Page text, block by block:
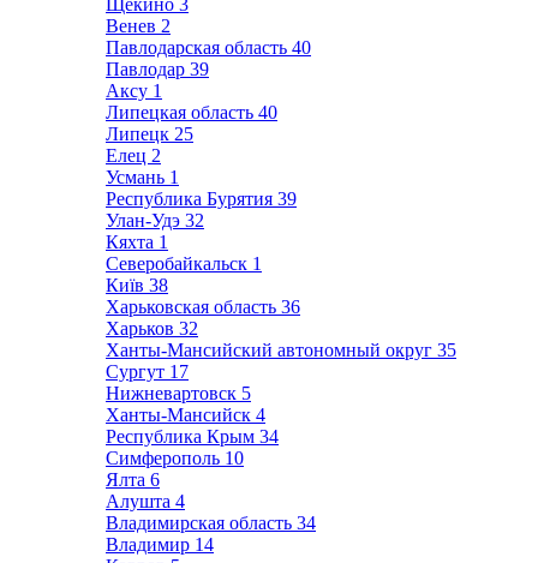
Щёкино 3
Венев 2
Павлодарская область 40
Павлодар 39
Аксу 1
Липецкая область 40
Липецк 25
Елец 2
Усмань 1
Республика Бурятия 39
Улан-Удэ 32
Кяхта 1
Северобайкальск 1
Київ 38
Харьковская область 36
Харьков 32
Ханты-Мансийский автономный округ 35
Сургут 17
Нижневартовск 5
Ханты-Мансийск 4
Республика Крым 34
Симферополь 10
Ялта 6
Алушта 4
Владимирская область 34
Владимир 14